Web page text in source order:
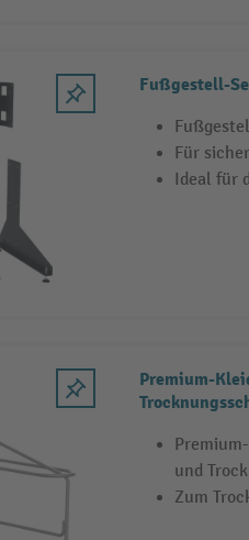
Fußgestell-
Für
Ideal für
Premium-
und
Zum